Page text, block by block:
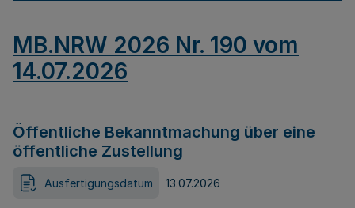
MB.NRW 2026 Nr. 190 vom
14.07.2026
Öffentliche Bekanntmachung über eine
öffentliche Zustellung
Ausfertigungsdatum 13.07.2026